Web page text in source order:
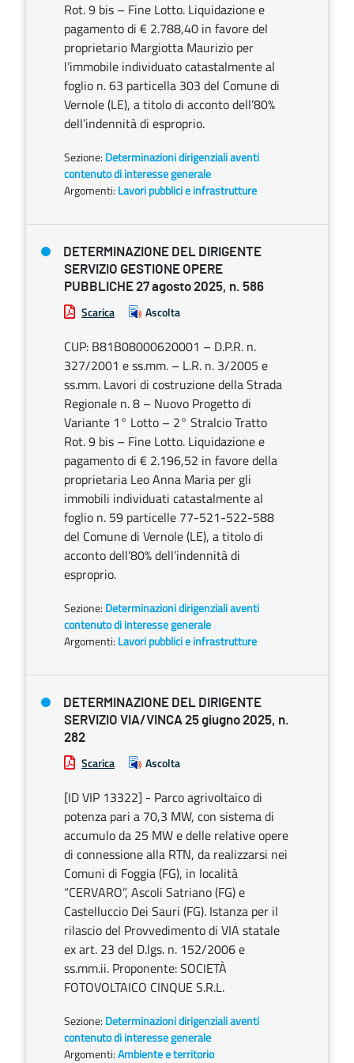
Rot. 9 bis – Fine Lotto. Liquidazione e
pagamento di € 2.788,40 in favore del
proprietario Margiotta Maurizio per
l’immobile individuato catastalmente al
foglio n. 63 particella 303 del Comune di
Vernole (LE), a titolo di acconto dell’80%
dell’indennità di esproprio.
Sezione: Determinazioni dirigenziali aventi
contenuto di interesse generale
Argomenti: Lavori pubblici e infrastrutture
DETERMINAZIONE DEL DIRIGENTE
SERVIZIO GESTIONE OPERE
PUBBLICHE 27 agosto 2025, n. 586
Scarica Ascolta
CUP: B81B08000620001 – D.P.R. n.
327/2001 e ss.mm. – L.R. n. 3/2005 e
ss.mm. Lavori di costruzione della Strada
Regionale n. 8 – Nuovo Progetto di
Variante 1° Lotto – 2° Stralcio Tratto
Rot. 9 bis – Fine Lotto. Liquidazione e
pagamento di € 2.196,52 in favore della
proprietaria Leo Anna Maria per gli
immobili individuati catastalmente al
foglio n. 59 particelle 77-521-522-588
del Comune di Vernole (LE), a titolo di
acconto dell’80% dell’indennità di
esproprio.
Sezione: Determinazioni dirigenziali aventi
contenuto di interesse generale
Argomenti: Lavori pubblici e infrastrutture
DETERMINAZIONE DEL DIRIGENTE
SERVIZIO VIA/VINCA 25 giugno 2025, n.
282
Scarica Ascolta
[ID VIP 13322] - Parco agrivoltaico di
potenza pari a 70,3 MW, con sistema di
accumulo da 25 MW e delle relative opere
di connessione alla RTN, da realizzarsi nei
Comuni di Foggia (FG), in località
“CERVARO”, Ascoli Satriano (FG) e
Castelluccio Dei Sauri (FG). Istanza per il
rilascio del Provvedimento di VIA statale
ex art. 23 del D.lgs. n. 152/2006 e
ss.mm.ii. Proponente: SOCIETÀ
FOTOVOLTAICO CINQUE S.R.L.
Sezione: Determinazioni dirigenziali aventi
contenuto di interesse generale
Argomenti:Ambiente e territorio